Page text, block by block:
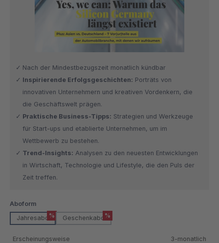
Nach der Mindestbezugszeit monatlich kündbar
Inspirierende Erfolgsgeschichten: Porträts von
innovativen Unternehmern und kreativen Vordenkern, die
die Geschäftswelt prägen.
Praktische Business-Tipps: Strategien und Werkzeuge
für Start-ups und etablierte Unternehmen, um im
Wettbewerb zu bestehen.
Trend-Insights: Analysen zu den neuesten Entwicklungen
in Wirtschaft, Technologie und Lifestyle, die den Puls der
Zeit treffen.
Aboform
Jahresabo % Geschenkabo %
Erscheinungsweise 3-monatlich